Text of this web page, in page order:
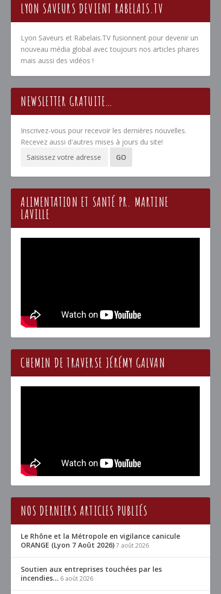
LYON SAVEURS DEVIENT RABELAIS.TV
Lyon Saveurs et Rabelais.TV fusionnent pour devenir un
nouveau média global avec toujours nos articles phares
mais aussi des vidéos !
NEWSLETTER GRATUITE…
Inscrivez-vous pour recevoir les dernières nouvelles.
Recevez aussi d'autres mises à jours du site!
ALIMENTATION ET SANTÉ PR. MARTINE
LAVILLE
CHEMIN DE TRAVERSE JÉRÉMY GALVAN
NOS DERNIERS ARTICLES PUBLIÉS
Le Rhône et la Métropole en vigilance canicule
ORANGE (Lyon 7 Août 2026) 7 août 2026
Soutien aux entreprises touchées par les
incendies… 6 août 2026